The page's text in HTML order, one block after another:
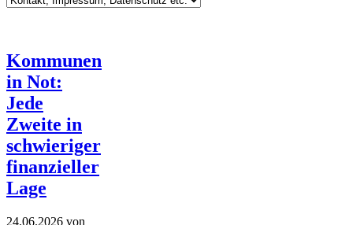
Kommunen
in Not:
Jede
Zweite in
schwieriger
finanzieller
Lage
24.06.2026 von